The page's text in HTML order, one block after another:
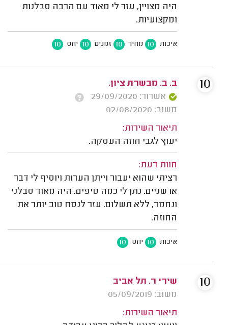
היה מצויין, עזר לי מאוד עם הרבה סבלנות
ומקצועיות.
איכות 10 מחיר 10 זמנים 10 יחס 10
ב. ב. מבשרת ציון.
אשרור: 29/09/2020
משוב: 02/08/2020
תיאור השירות:
יעוץ לגבי חוזה העסקה.
חוות דעת:
רציתי שהוא יעבור וייתן הערות ויוסיף לי דבר
או שניים. נתן לי כמה טיפים. היה מאוד סבלני
ונחמד, ללא תשלום. עזר לנסח טוב יותר את
החוזה.
איכות 10 יחס 10
10
שירי ר. תל אביב
משוב: 05/09/2019
תיאור השירות:
10